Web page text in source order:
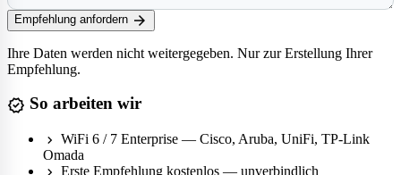
Empfehlung anfordern arrow_forward
Ihre Daten werden nicht weitergegeben. Nur zur Erstellung Ihrer
Empfehlung.
verified So arbeiten wir
chevron_right WiFi 6 / 7 Enterprise — Cisco, Aruba, UniFi, TP-Link
Omada
Erste Empfehlung kostenlos — unverbindlich